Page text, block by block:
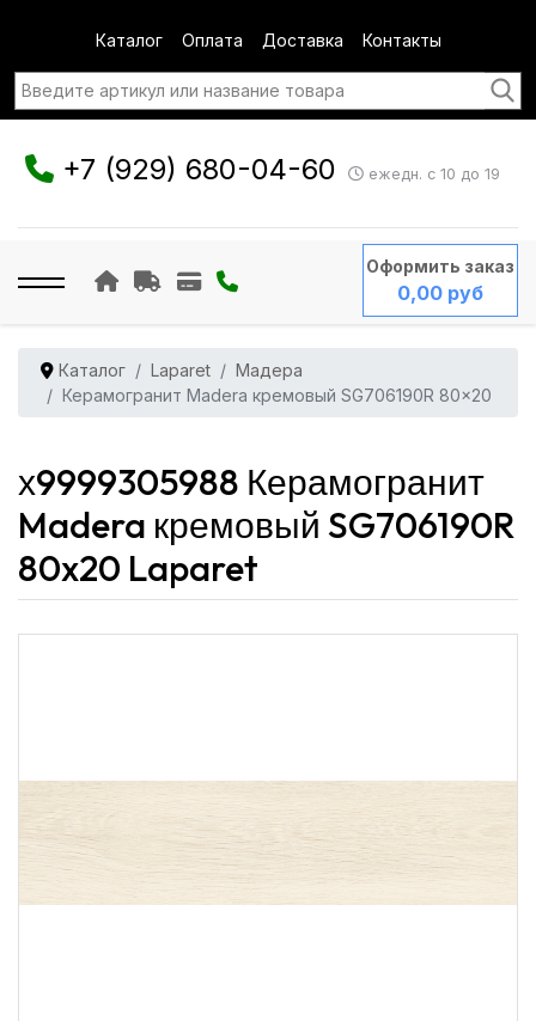
Каталог Оплата Доставка Контакты
+7 (929) 680-04-60 ежедн. с 10 до 19
Оформить заказ
0,00 руб
Каталог Laparet
Мадера
Керамогранит Madera кремовый SG706190R 80x20
х9999305988 Керамогранит
Madera кремовый SG706190R
80x20 Laparet